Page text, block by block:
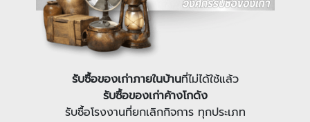
รับซื้อของเก่าภายในบ้านที่ไม่ได้ใช้แล้ว
รับซื้อของเก่าค้างโกดัง
รับซื้อโรงงานที่ยกเลิกกิจการ ทุกประเภท